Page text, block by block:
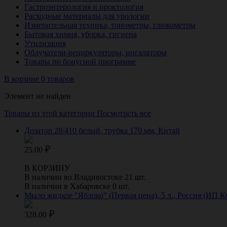
Гастроэнтерология и проктология
Расходные материалы для урологии
Измерительная техника, тонометры, глюкометры
Бытовая химия, уборка, гигиена
Утилизация
Облучатели-рециркуляторы, ингаляторы
Товары по бонусной программе
В корзине 0 товаров
Элемент не найден
Товары из этой категории Посмотреть все
Дозатор 28/410 белый, трубка 170 мм, Китай
25.00
В КОРЗИНУ
В наличии во Владивостоке 21 шт.
В наличии в Хабаровске 0 шт.
Мыло жидкое "Яблоко" (Первая цена), 5 л., Россия (ИП
328.00